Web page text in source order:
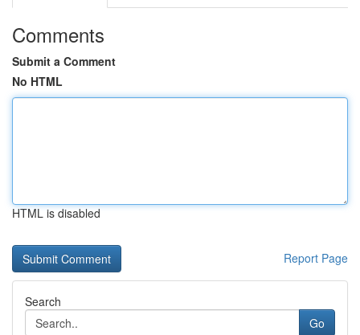
Comments
Submit a Comment
No HTML
HTML is disabled
Report Page
Search
Go